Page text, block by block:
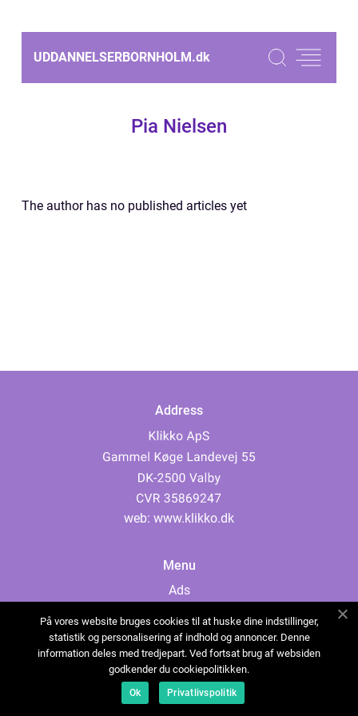
UDDANNELSERBORNHOLM.dk
Pia Nielsen
The author has no published articles yet
Address
web: www.klikko.dk
Menu
Ads
Cookies
Contact
Sitemap
På vores website bruges cookies til at huske dine indstillinger,
statistik og personalisering af indhold og annoncer. Denne
information deles med tredjepart. Ved fortsat brug af websiden
godkender du cookiepolitikken.
Ok Privatlivspolitik